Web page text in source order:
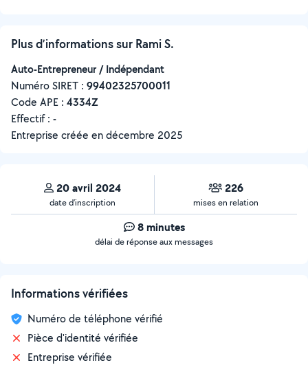
Plus d’informations sur Rami S.
Auto-Entrepreneur / Indépendant
Numéro SIRET : ‍99402325700011
Code APE : 4334Z
Effectif : -
Entreprise créée endécembre 2025
20 avril 2024
date d’inscription
226
mises en relation
8 minutes
délai de réponse aux messages
Informations vérifiées
Numéro de téléphone vérifié
Pièce d'identité vérifiée
Entreprise vérifiée